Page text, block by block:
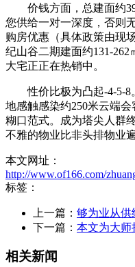
价钱方面，总建面约39
您供给一对一深度，否则
购房优惠（具体政策由现
纪山谷二期建面约131-262
大宅正正在热销中。
性价比极为凸起-4-5-8
地感触感染约250米云端
糊口范式。成为塔尖人群
不雅的物业比非头排物业遍
本文网址：
http://www.of166.com/
标签：
上一篇： 够为业从供
下一篇： 本文为大师
相关新闻